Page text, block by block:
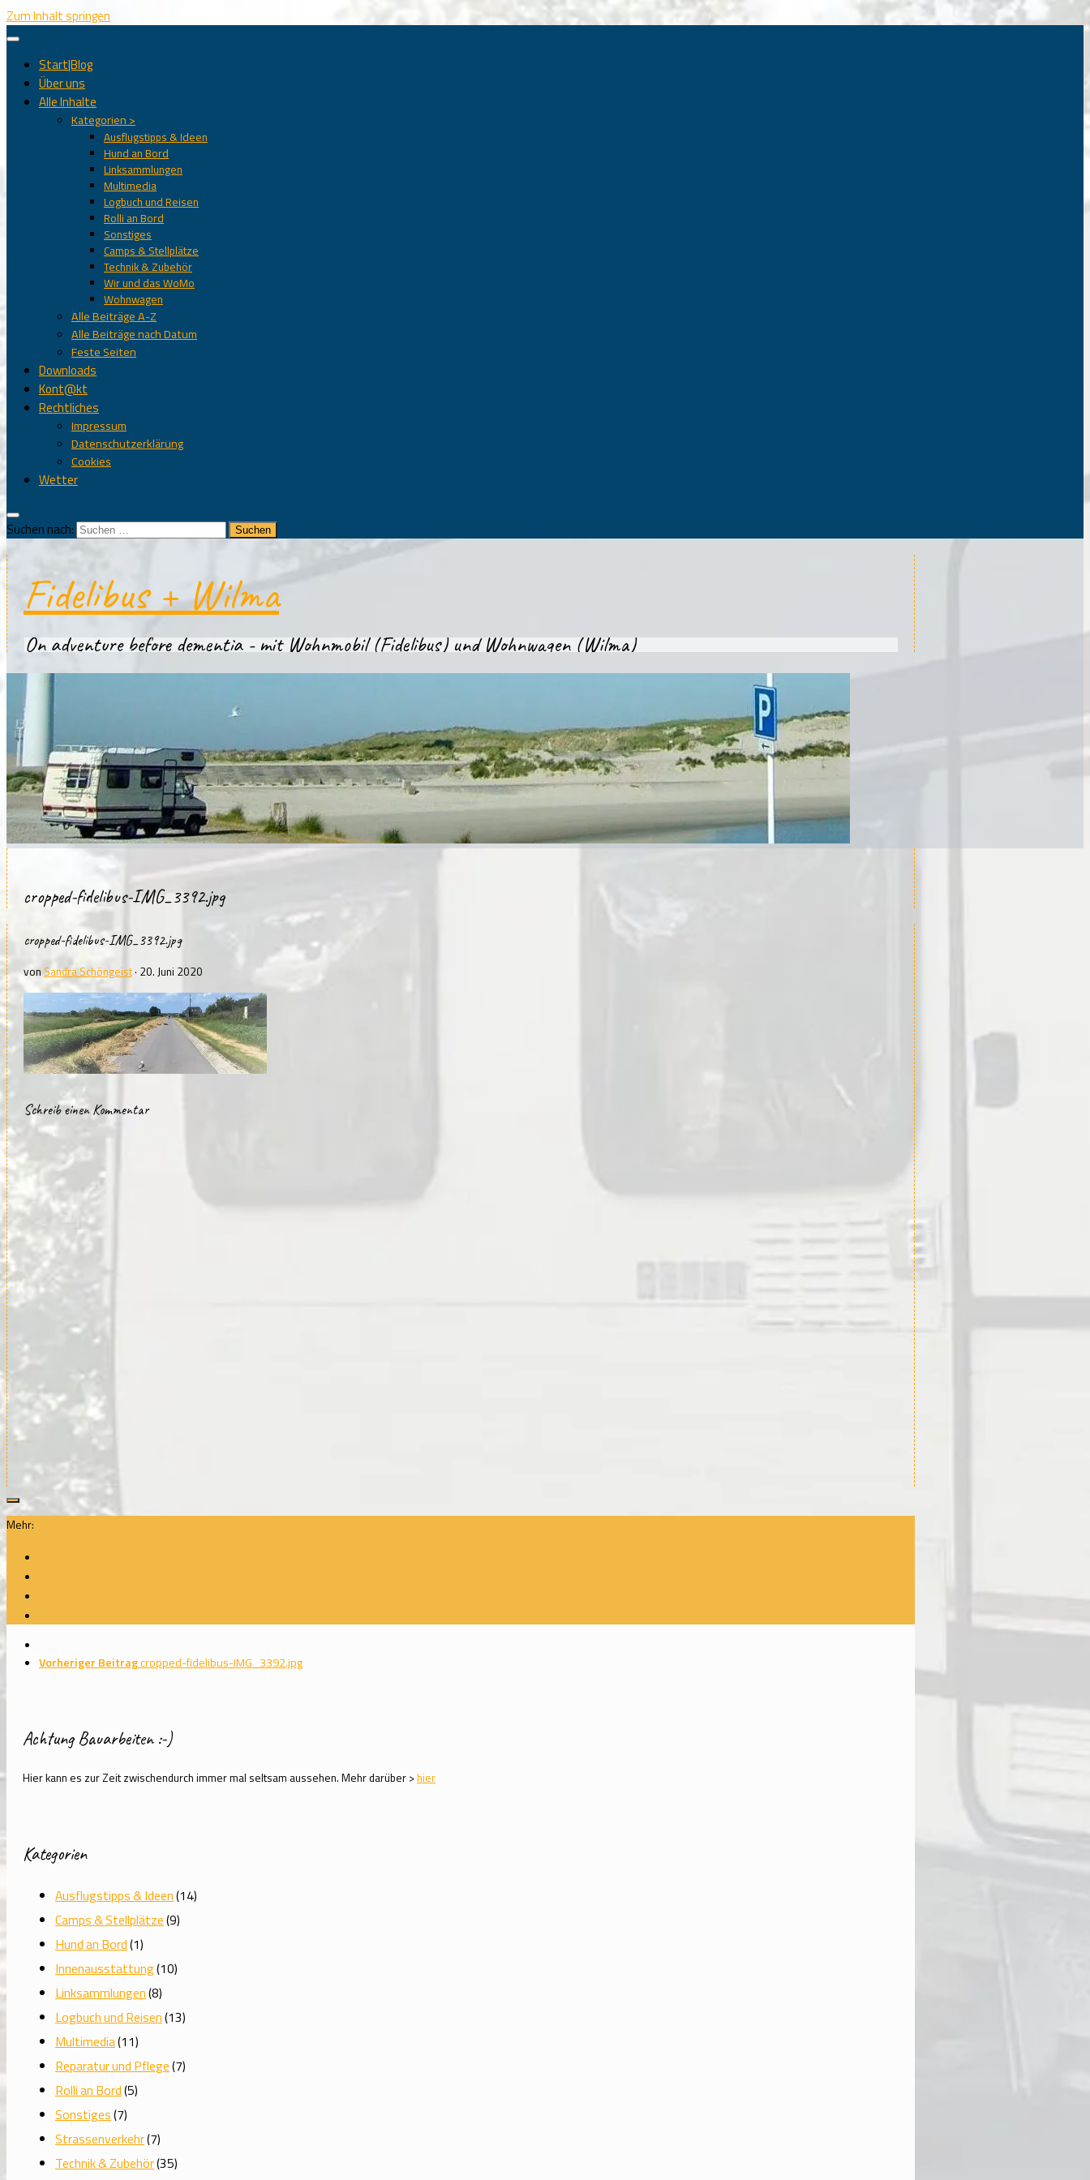
Zum Inhalt springen
Start|Blog
Über uns
Alle Inhalte
Kategorien >
Ausflugstipps & Ideen
Hund an Bord
Linksammlungen
Multimedia
Logbuch und Reisen
Rolli an Bord
Sonstiges
Camps & Stellplätze
Technik & Zubehör
Wir und das WoMo
Wohnwagen
Alle Beiträge A-Z
Alle Beiträge nach Datum
Feste Seiten
Downloads
Kont@kt
Rechtliches
Impressum
Datenschutzerklärung
Cookies
Wetter
Suchen nach:
Fidelibus + Wilma
On adventure before dementia - mit Wohnmobil (Fidelibus) und Wohnwagen (Wilma)
cropped-fidelibus-IMG_3392.jpg
cropped-fidelibus-IMG_3392.jpg
von Sandra Schöngeist· 20. Juni 2020
Schreib einen Kommentar
Mehr:
Vorheriger Beitragcropped-fidelibus-IMG_3392.jpg
Achtung Bauarbeiten :-)
Hier kann es zur Zeit zwischendurch immer mal seltsam aussehen. Mehr darüber >hier
Kategorien
Ausflugstipps & Ideen(14)
Camps & Stellplätze(9)
Hund an Bord(1)
Innenausstattung(10)
Linksammlungen(8)
Logbuch und Reisen(13)
Multimedia(11)
Reparatur und Pflege(7)
Rolli an Bord(5)
Sonstiges(7)
Strassenverkehr(7)
Technik & Zubehör(35)